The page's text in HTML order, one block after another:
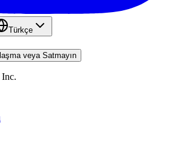
Türkçe
veya Satmayın
Inc.